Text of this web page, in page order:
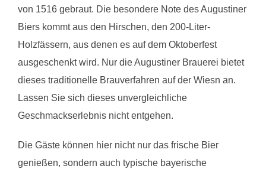
von 1516 gebraut. Die besondere Note des Augustiner
Biers kommt aus den Hirschen, den 200-Liter-
Holzfässern, aus denen es auf dem Oktoberfest
ausgeschenkt wird. Nur die Augustiner Brauerei bietet
dieses traditionelle Brauverfahren auf der Wiesn an.
Lassen Sie sich dieses unvergleichliche
Geschmackserlebnis nicht entgehen.
Die Gäste können hier nicht nur das frische Bier
genießen, sondern auch typische bayerische